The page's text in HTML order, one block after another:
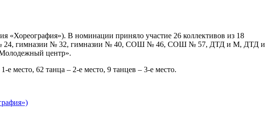
«Хореография»). В номинации приняло участие 26 коллективов из 18
24, гимназии № 32, гимназии № 40, СОШ № 46, СОШ № 57, ДТД и М, ДТД и
центр».
место, 62 танца – 2-е место, 9 танцев – 3-е место.